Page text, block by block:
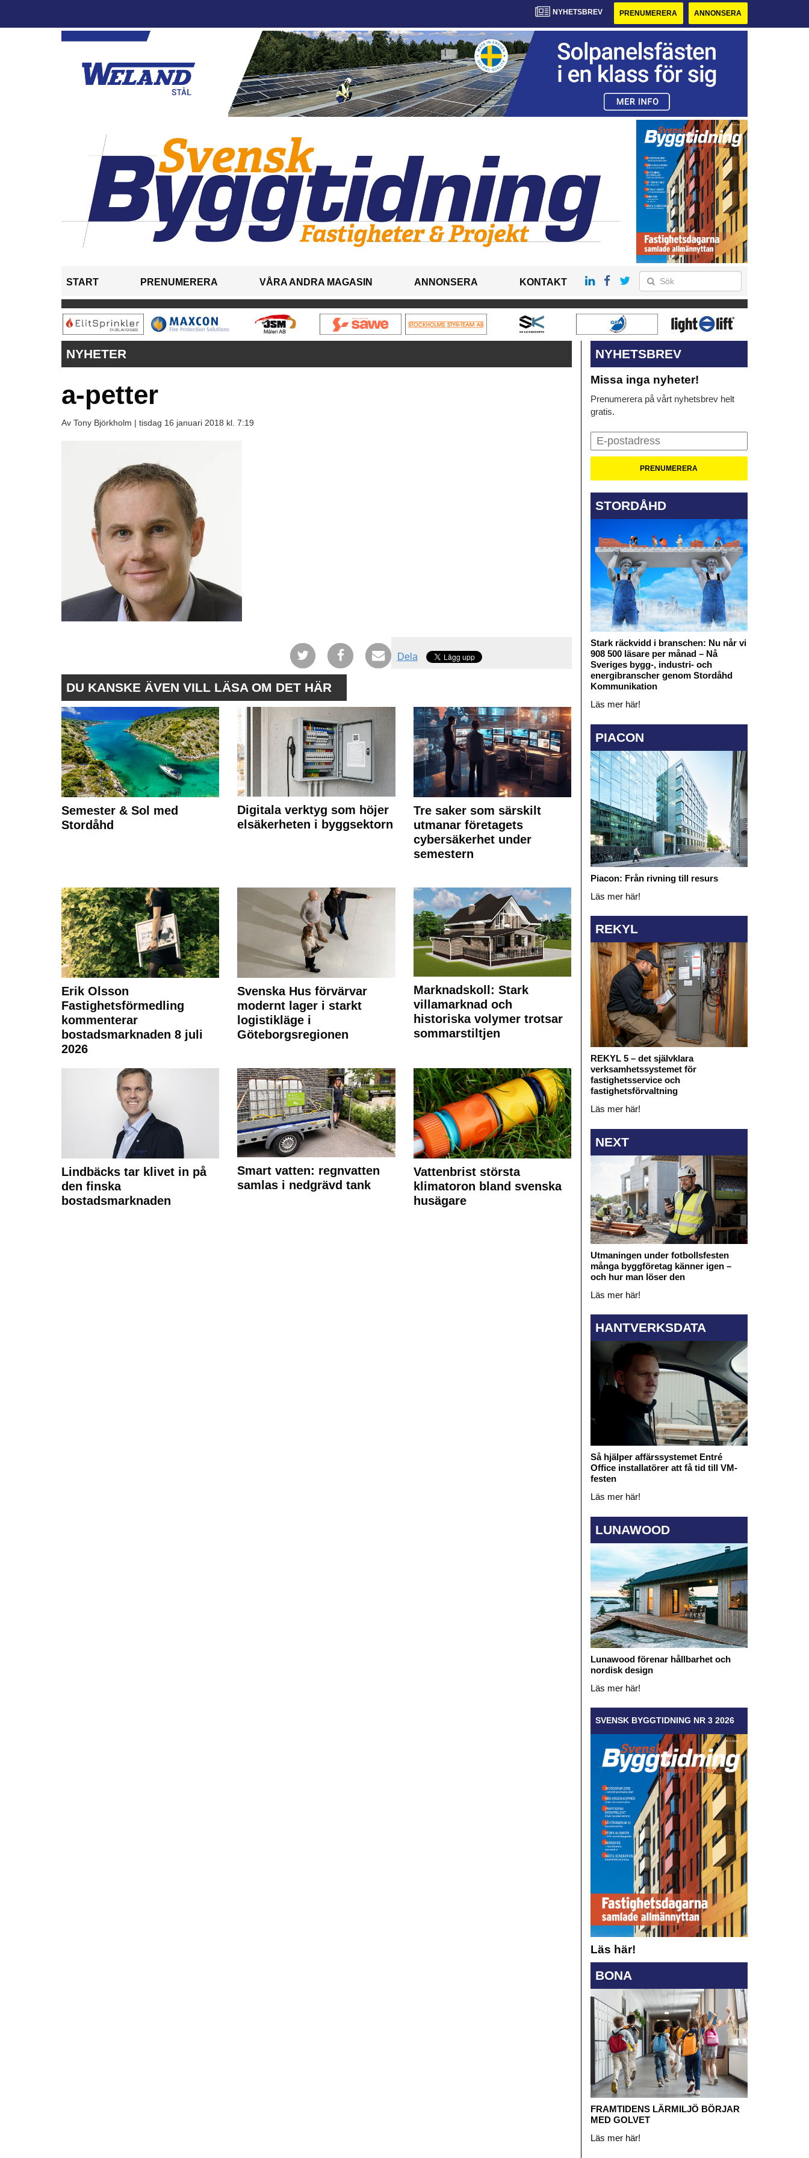
NYHETSBREV PRENUMERERA ANNONSERA
START PRENUMERERA VÅRA ANDRA MAGASIN ANNONSERA KONTAKT
NYHETER
a-petter
Av Tony Björkholm | tisdag 16 januari 2018 kl. 7:19
Dela
DU KANSKE ÄVEN VILL LÄSA OM DET HÄR
Semester & Sol med
Stordåhd
Digitala verktyg som höjer
elsäkerheten i byggsektorn
Tre saker som särskilt
utmanar företagets
cybersäkerhet under
semestern
Erik Olsson
Fastighetsförmedling
kommenterar
bostadsmarknaden 8 juli
2026
Svenska Hus förvärvar
modernt lager i starkt
logistikläge i
Göteborgsregionen
Marknadskoll: Stark
villamarknad och
historiska volymer trotsar
sommarstiltjen
Lindbäcks tar klivet in på
den finska
bostadsmarknaden
Smart vatten: regnvatten
samlas i nedgrävd tank
Vattenbrist största
klimatoron bland svenska
husägare
NYHETSBREV
Missa inga nyheter!
Prenumerera på vårt nyhetsbrev helt
gratis.
STORDÅHD
Stark räckvidd i branschen: Nu når vi
908 500 läsare per månad – Nå
Sveriges bygg-, industri- och
energibranscher genom Stordåhd
Kommunikation
Läs mer här!
PIACON
Piacon: Från rivning till resurs
Läs mer här!
REKYL
REKYL 5 – det självklara
verksamhetssystemet för
fastighetsservice och
fastighetsförvaltning
Läs mer här!
NEXT
Utmaningen under fotbollsfesten
många byggföretag känner igen –
och hur man löser den
Läs mer här!
HANTVERKSDATA
Så hjälper affärssystemet Entré
Office installatörer att få tid till VM-
festen
Läs mer här!
LUNAWOOD
Lunawood förenar hållbarhet och
nordisk design
Läs mer här!
SVENSK BYGGTIDNING NR 3 2026
Läs här!
BONA
FRAMTIDENS LÄRMILJÖ BÖRJAR
MED GOLVET
Läs mer här!